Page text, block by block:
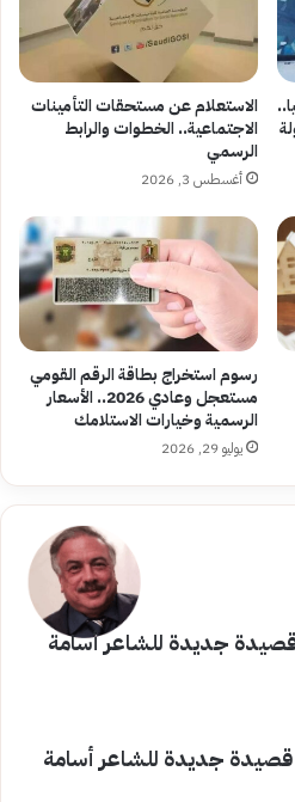
الاستعلام عن مستحقات التأمينات
الاجتماعية.. الخطوات والرابط
الرسمي
أغسطس 3, 2026
رسوم استخراج بطاقة الرقم القومي
مستعجل وعادي 2026.. الأسعار
الرسمية وخيارات الاستلامك
يوليو 29, 2026
جديدة للشاعر أسامة
قصيدة جديدة للشاعر أسامة